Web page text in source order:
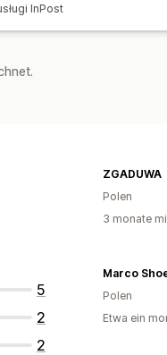
InPost
5
2
2
ZGADUWA
Polen
3 monate
Polen
Etwa ein